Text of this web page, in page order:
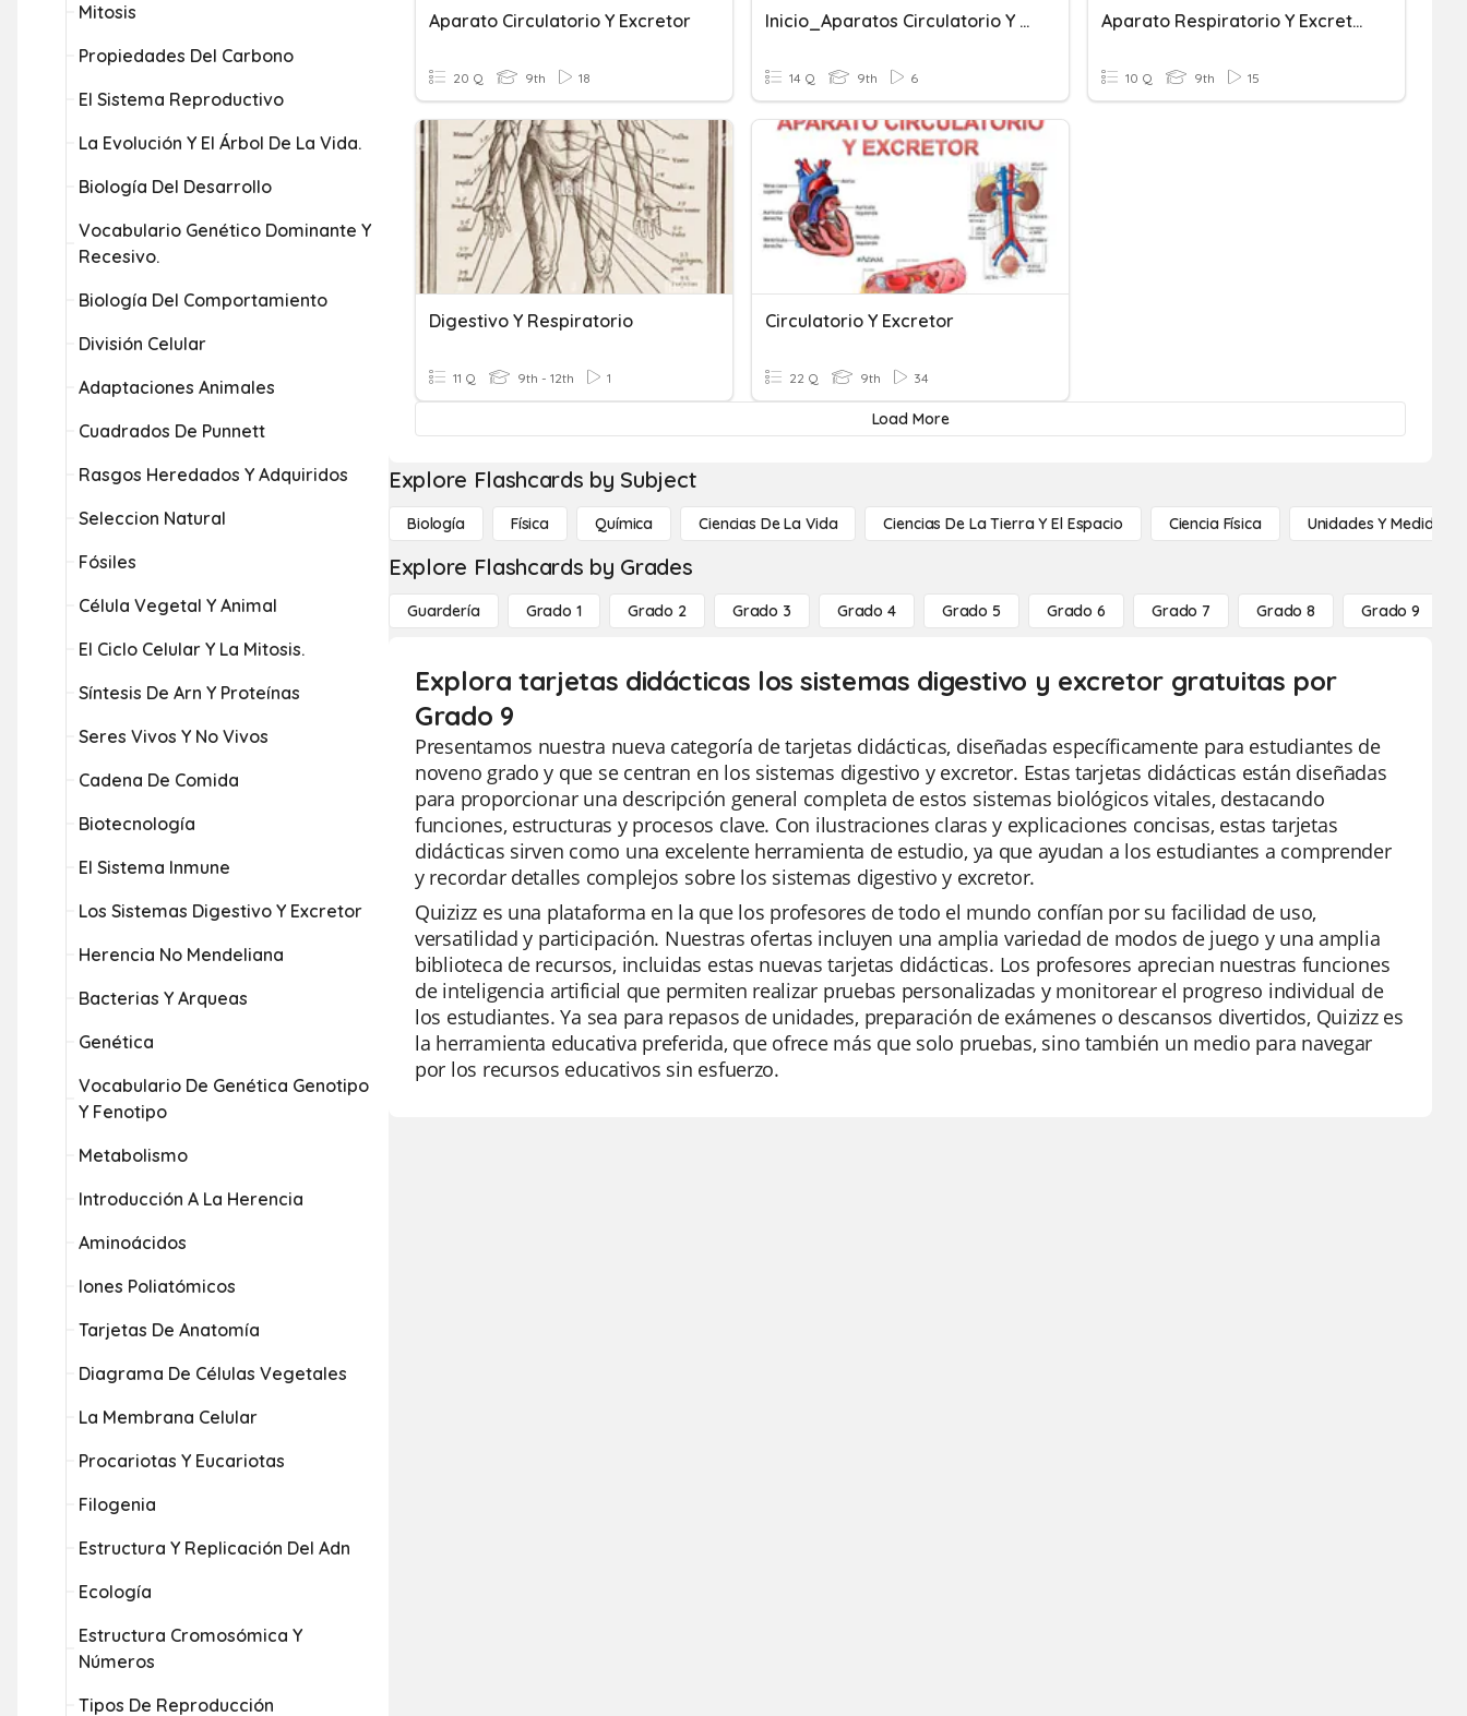
Mitosis
Propiedades Del Carbono
El Sistema Reproductivo
La Evolución Y El Árbol De La Vida.
Biología Del Desarrollo
Vocabulario Genético Dominante Y
Recesivo.
Biología Del Comportamiento
División Celular
Adaptaciones Animales
Cuadrados De Punnett
Rasgos Heredados Y Adquiridos
Seleccion Natural
Fósiles
Célula Vegetal Y Animal
El Ciclo Celular Y La Mitosis.
Síntesis De Arn Y Proteínas
Seres Vivos Y No Vivos
Cadena De Comida
Biotecnología
El Sistema Inmune
Los Sistemas Digestivo Y Excretor
Herencia No Mendeliana
Bacterias Y Arqueas
Genética
Vocabulario De Genética Genotipo
Y Fenotipo
Metabolismo
Introducción A La Herencia
Aminoácidos
Iones Poliatómicos
Tarjetas De Anatomía
Diagrama De Células Vegetales
La Membrana Celular
Procariotas Y Eucariotas
Filogenia
Estructura Y Replicación Del Adn
Ecología
Estructura Cromosómica Y
Números
Tipos De Reproducción
Aparato Circulatorio Y Excretor
20 Q 9th 18
Inicio_Aparatos Circulatorio Y Excretor
14 Q 9th 6
Aparato Respiratorio Y Excretor
10 Q 9th 15
Digestivo Y Respiratorio
11 Q 9th - 12th 1
Circulatorio Y Excretor
22 Q 9th 34
Load More
Explore Flashcards by Subject
Biología Física Química Ciencias De La Vida Ciencias De La Tierra Y El Espacio Ciencia Física Unidades Y Medidas
Explore Flashcards by Grades
Guardería Grado 1 Grado 2 Grado 3 Grado 4 Grado 5 Grado 6 Grado 7 Grado 8 Grado 9
Explora tarjetas didácticas los sistemas digestivo y excretor gratuitas por
Grado 9
Presentamos nuestra nueva categoría de tarjetas didácticas, diseñadas específicamente para estudiantes de
noveno grado y que se centran en los sistemas digestivo y excretor. Estas tarjetas didácticas están diseñadas
para proporcionar una descripción general completa de estos sistemas biológicos vitales, destacando
funciones, estructuras y procesos clave. Con ilustraciones claras y explicaciones concisas, estas tarjetas
didácticas sirven como una excelente herramienta de estudio, ya que ayudan a los estudiantes a comprender
y recordar detalles complejos sobre los sistemas digestivo y excretor.
Quizizz es una plataforma en la que los profesores de todo el mundo confían por su facilidad de uso,
versatilidad y participación. Nuestras ofertas incluyen una amplia variedad de modos de juego y una amplia
biblioteca de recursos, incluidas estas nuevas tarjetas didácticas. Los profesores aprecian nuestras funciones
de inteligencia artificial que permiten realizar pruebas personalizadas y monitorear el progreso individual de
los estudiantes. Ya sea para repasos de unidades, preparación de exámenes o descansos divertidos, Quizizz es
la herramienta educativa preferida, que ofrece más que solo pruebas, sino también un medio para navegar
por los recursos educativos sin esfuerzo.